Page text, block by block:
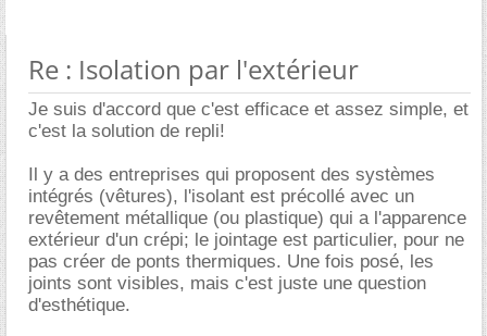
Re : Isolation par l'extérieur
Je suis d'accord que c'est efficace et assez simple, et
c'est la solution de repli!
Il y a des entreprises qui proposent des systèmes
intégrés (vêtures), l'isolant est précollé avec un
revêtement métallique (ou plastique) qui a l'apparence
extérieur d'un crépi; le jointage est particulier, pour ne
pas créer de ponts thermiques. Une fois posé, les
joints sont visibles, mais c'est juste une question
d'esthétique.